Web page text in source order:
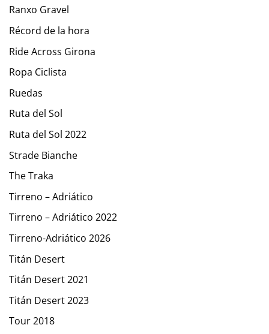
Ranxo Gravel
Récord de la hora
Ride Across Girona
Ropa Ciclista
Ruedas
Ruta del Sol
Ruta del Sol 2022
Strade Bianche
The Traka
Tirreno – Adriático
Tirreno – Adriático 2022
Tirreno-Adriático 2026
Titán Desert
Titán Desert 2021
Titán Desert 2023
Tour 2018